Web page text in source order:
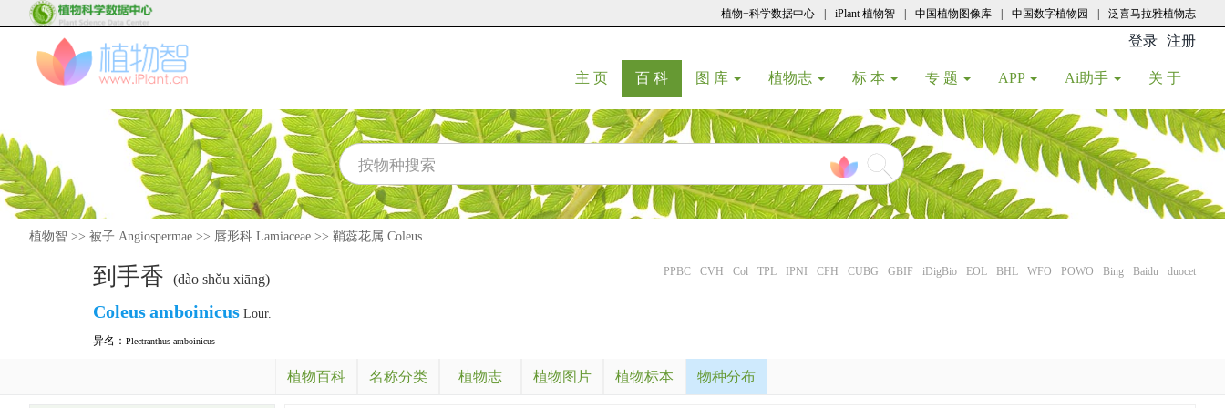
植物+科学数据中心 iPlant 植物智 中国植物图像库 中国数字植物园 泛喜马拉雅植物志
登录 注册
主 页(current)
百 科(current)
图 库 植物志 标 本 专 题 APP Ai助手 关 于
植物智 >> 被子 Angiospermae >> 唇形科 Lamiaceae >> 鞘蕊花属 Coleus
到手香 (dào shǒu xiāng) PPBC CVH Col TPL IPNI CFH CUBG GBIF iDigBio EOL BHL WFO POWO Bing Baidu duocet
Coleusamboinicus Lour.
异名： Plectranthus amboinicus
植物百科 名称分类 植物志 植物图片 植物标本 物种分布